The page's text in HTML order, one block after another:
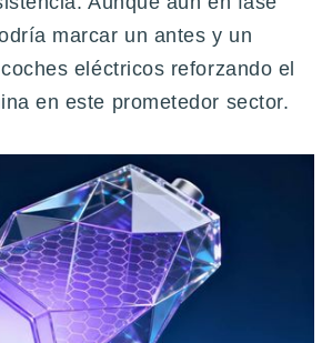
marcar un antes y un
coches eléctricos reforzando el
en este prometedor sector.